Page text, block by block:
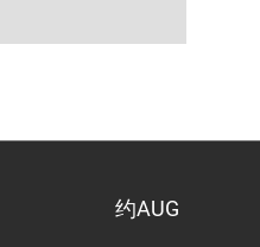
约AUG